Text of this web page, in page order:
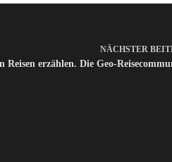
NÄCHSTER
Reisen erzählen. Die Geo-